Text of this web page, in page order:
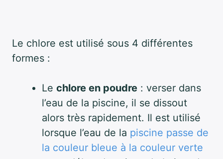
Le chlore est utilisé sous 4 différentes
formes :
Le chlore en poudre : verser dans
l’eau de la piscine, il se dissout
alors très rapidement. Il est utilisé
lorsque l’eau de la piscine passe de
la couleur bleue à la couleur verte